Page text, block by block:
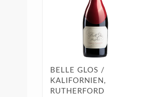
BELLE GLOS /
KALIFORNIEN,
RUTHERFORD